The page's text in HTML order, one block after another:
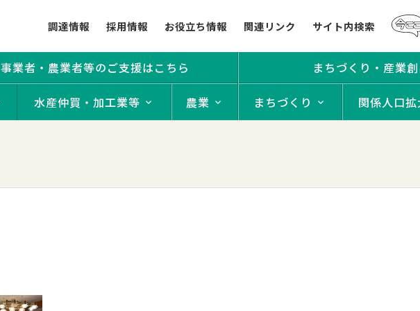
調達情報 採用情報 お役立ち情報 関連リンク サイト内検索
事業者・農業者等のご支援はこちら
水産仲買・加工業等 農業
まちづくり・産業
まちづくり 関係人口拡